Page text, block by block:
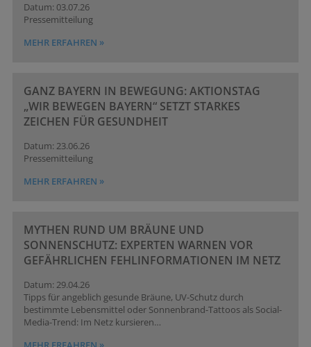
03.07.26
Pressemitteilung
MEHR ERFAHREN »
GANZ BAYERN IN BEWEGUNG: AKTIONSTAG
„WIR BEWEGEN BAYERN“ SETZT STARKES
ZEICHEN FÜR GESUNDHEIT
23.06.26
Pressemitteilung
MEHR ERFAHREN »
MYTHEN RUND UM BRÄUNE UND
SONNENSCHUTZ: EXPERTEN WARNEN VOR
GEFÄHRLICHEN FEHLINFORMATIONEN IM NETZ
29.04.26
Tipps für angeblich gesunde Bräune, UV-Schutz durch
bestimmte Lebensmittel oder Sonnenbrand-Tattoos als Social-
Media-Trend: Im Netz kursieren…